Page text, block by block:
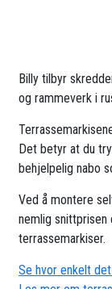
Billy tilbyr
og rammeverk i
Det betyr at du
behjelpelig nabo
Ved å montere
nemlig snittprisen
terrassemarkiser.
Se hvor enkelt